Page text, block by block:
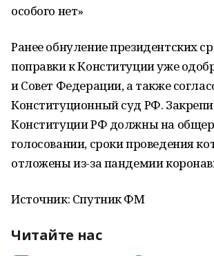
особого нет»
Ранее обнуление президентских
поправки к Конституции уже
и Совет Федерации, а также
Конституционный суд РФ.
Конституции РФ должны на
голосовании, сроки проведения
отложены из-за пандемии
Источник: Спутник ФМ
Читайте нас